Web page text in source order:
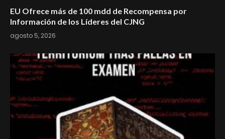
EU Ofrece más de 100 mdd de Recompensa por
Información de los Líderes del CJNG
agosto 5, 2026